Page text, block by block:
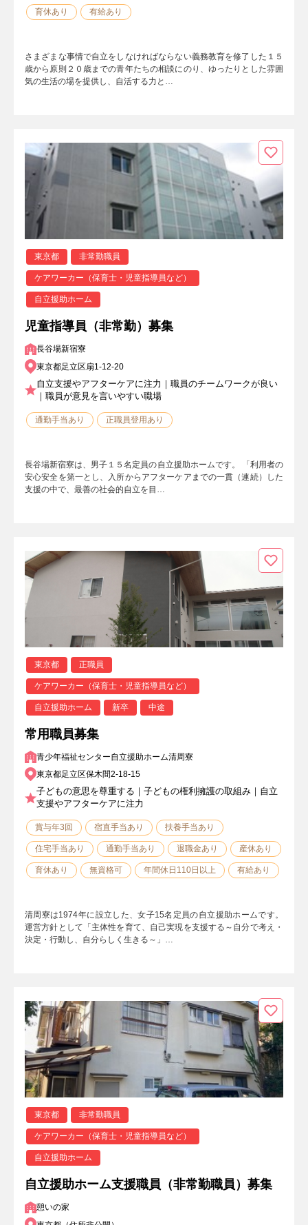
育休あり 有給あり
さまざまな事情で自立をしなければならない義務教育を修了した１５
歳から原則２０歳までの青年たちの相談にのり、ゆったりとした雰囲
気の生活の場を提供し、自活する力と…
東京都 非常勤職員
ケアワーカー（保育士・児童指導員など）
自立援助ホーム
児童指導員（非常勤）募集
長谷場新宿寮
東京都足立区扇1-12-20
自立支援やアフターケアに注力｜職員のチームワークが良い
｜職員が意見を言いやすい職場
通勤手当あり 正職員登用あり
長谷場新宿寮は、男子１５名定員の自立援助ホームです。 「利用者の
安心安全を第一とし、入所からアフターケアまでの一貫（連続）した
支援の中で、最善の社会的自立を目…
東京都 正職員
ケアワーカー（保育士・児童指導員など）
自立援助ホーム 新卒 中途
常用職員募集
青少年福祉センター自立援助ホーム清周寮
東京都足立区保木間2-18-15
子どもの意思を尊重する｜子どもの権利擁護の取組み｜自立
支援やアフターケアに注力
賞与年3回 宿直手当あり 扶養手当あり
住宅手当あり 通勤手当あり 退職金あり 産休あり
育休あり 無資格可 年間休日110日以上 有給あり
清周寮は1974年に設立した、女子15名定員の自立援助ホームです。
運営方針として「主体性を育て、自己実現を支援する～自分で考え・
決定・行動し、自分らしく生きる～」…
東京都 非常勤職員
ケアワーカー（保育士・児童指導員など）
自立援助ホーム
自立援助ホーム支援職員（非常勤職員）募集
憩いの家